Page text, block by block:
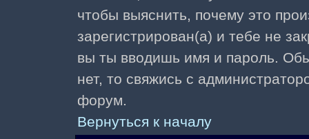
чтобы выяснить, почему это
зарегистрирован(а) и тебе не
вы ты вводишь имя и пароль.
нет, то свяжись с
форум.
Вернуться к началу